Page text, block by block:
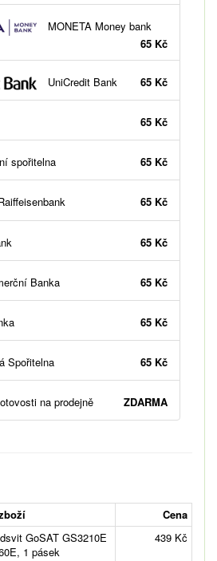
MONETA Money bank
65 Kč
UniCredit Bank 65 Kč
65 Kč
spořitelna 65 Kč
65 Kč
65 Kč
Banka 65 Kč
65 Kč
Spořitelna 65 Kč
na prodejně ZDARMA
Cena
GoSAT GS3210E
1 pásek
439 Kč